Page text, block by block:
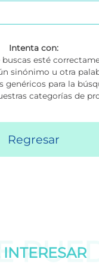
Intenta con:
buscas esté
sinónimo u otra
genéricos para la
categorías de
Regresar
INTERESAR